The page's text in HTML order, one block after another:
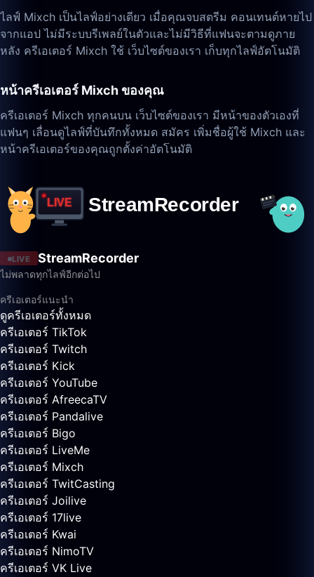
ไลฟ์ Mixch เป็นไลฟ์อย่างเดียว เมื่อคุณจบสตรีม คอนเทนต์หายไป
จากแอป ไม่มีระบบรีเพลย์ในตัวและไม่มีวิธีที่แฟนจะตามดูภาย
หลัง ครีเอเตอร์ Mixch ใช้ เว็บไซต์ของเรา เก็บทุกไลฟ์อัตโนมัติ
หน้าครีเอเตอร์ Mixch ของคุณ
ครีเอเตอร์ Mixch ทุกคนบน เว็บไซต์ของเรา มีหน้าของตัวเองที่
แฟนๆ เลื่อนดูไลฟ์ที่บันทึกทั้งหมด สมัคร เพิ่มชื่อผู้ใช้ Mixch และ
หน้าครีเอเตอร์ของคุณถูกตั้งค่าอัตโนมัติ
LIVE StreamRecorder
ไม่พลาดทุกไลฟ์อีกต่อไป
ครีเอเตอร์แนะนำ
ดูครีเอเตอร์ทั้งหมด
ครีเอเตอร์ TikTok
ครีเอเตอร์ Twitch
ครีเอเตอร์ Kick
ครีเอเตอร์ YouTube
ครีเอเตอร์ AfreecaTV
ครีเอเตอร์ Pandalive
ครีเอเตอร์ Bigo
ครีเอเตอร์ LiveMe
ครีเอเตอร์ Mixch
ครีเอเตอร์ TwitCasting
ครีเอเตอร์ Joilive
ครีเอเตอร์ 17live
ครีเอเตอร์ Kwai
ครีเอเตอร์ NimoTV
ครีเอเตอร์ VK Live